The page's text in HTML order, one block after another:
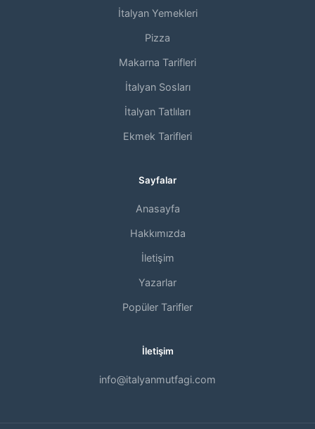
İtalyan Yemekleri
Pizza
Makarna Tarifleri
İtalyan Sosları
İtalyan Tatlıları
Ekmek Tarifleri
Sayfalar
Anasayfa
Hakkımızda
İletişim
Yazarlar
Popüler Tarifler
İletişim
info@italyanmutfagi.com